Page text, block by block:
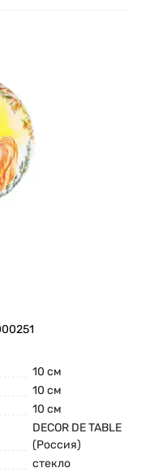
10 см
10 см
10 см
DECOR DE TABLE
(Россия)
стекло